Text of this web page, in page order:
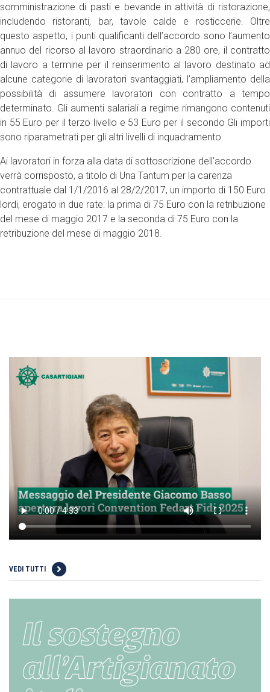
somministrazione di pasti e bevande in attività di ristorazione,
includendo ristoranti, bar, tavole calde e rosticcerie. Oltre
questo aspetto, i punti qualificanti dell’accordo sono l’aumento
annuo del ricorso al lavoro straordinario a 280 ore, il contratto
di lavoro a termine per il reinserimento al lavoro destinato ad
alcune categorie di lavoratori svantaggiati, l’ampliamento della
possibilità di assumere lavoratori con contratto a tempo
determinato. Gli aumenti salariali a regime rimangono contenuti
in 55 Euro per il terzo livello e 53 Euro per il secondo Gli importi
sono riparametrati per gli altri livelli di inquadramento.
Ai lavoratori in forza alla data di sottoscrizione dell’accordo
verrà corrisposto, a titolo di Una Tantum per la carenza
contrattuale dal 1/1/2016 al 28/2/2017, un importo di 150 Euro
lordi, erogato in due rate: la prima di 75 Euro con la retribuzione
del mese di maggio 2017 e la seconda di 75 Euro con la
retribuzione del mese di maggio 2018.
VEDI TUTTI